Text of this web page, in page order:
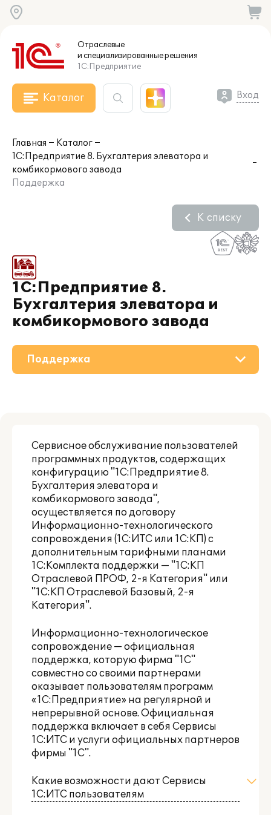
Отраслевые
и специализированныерешения
1С:Предприятие
Каталог Вход
Главная
Каталог
1С:Предприятие 8. Бухгалтерия элеватора и
комбикормового завода
Поддержка
1С:Предприятие 8.
Бухгалтерия элеватора и
комбикормового завода
К списку
Поддержка
Материалы
Партнерам
Сервисное обслуживание пользователей
программных продуктов, содержащих
конфигурацию "1С:Предприятие 8.
Бухгалтерия элеватора и
комбикормового завода",
осуществляется по договору
Информационно-технологического
сопровождения (1С:ИТС или 1С:КП) с
дополнительным тарифными планами
1С:Комплекта поддержки — "1С:КП
Отраслевой ПРОФ, 2-я Категория" или
"1С:КП Отраслевой Базовый, 2-я
Категория".
Информационно-технологическое
сопровождение — официальная
поддержка, которую фирма "1С"
совместно со своими партнерами
оказывает пользователям программ
«1С:Предприятие» на регулярной и
непрерывной основе. Официальная
поддержка включает в себя Сервисы
1С:ИТС и услуги официальных партнеров
фирмы "1С".
Какие возможности дают Сервисы
1С:ИТС пользователям